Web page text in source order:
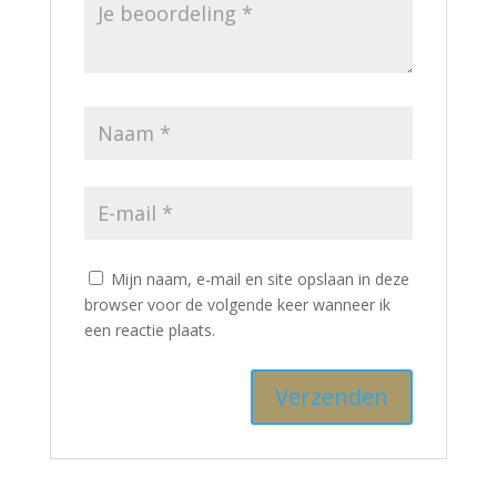
Mijn naam, e-mail en site opslaan in deze
browser voor de volgende keer wanneer ik
een reactie plaats.